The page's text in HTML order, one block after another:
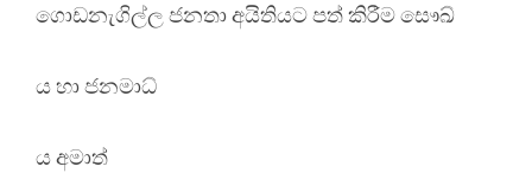
ගොඩනැගිල්ල ජනතා අයිතියට පත් කිරීම සෞඛ්
ය හා ජනමාධ්
ය අමාත්